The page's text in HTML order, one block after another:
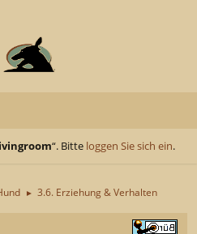
“. Bitte loggen Sie sich ein.
► 3.6. Erziehung & Verhalten